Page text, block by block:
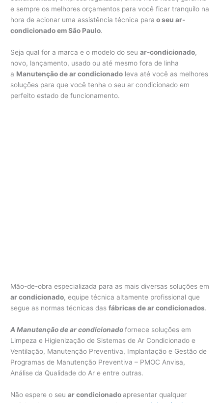
e sempre os melhores orçamentos para você ficar tranquilo na
hora de acionar uma assistência técnica para o seu ar-
condicionado em São Paulo.
Seja qual for a marca e o modelo do seuar-condicionado,
novo, lançamento, usado ou até mesmo fora de linha
a Manutenção de ar condicionado leva até você as melhores
soluções para que você tenha o seu ar condicionado em
perfeito estado de funcionamento.
Mão-de-obra especializada para as mais diversas soluções em
ar condicionado, equipe técnica altamente profissional que
segue as normas técnicas dasfábricas de ar condicionados.
A Manutenção de ar condicionadofornece soluções em
Limpeza e Higienização de Sistemas de Ar Condicionado e
Ventilação, Manutenção Preventiva, Implantação e Gestão de
Programas de Manutenção Preventiva – PMOC Anvisa,
Análise da Qualidade do Ar e entre outras.
Não espere o seuar condicionadoapresentar qualquer